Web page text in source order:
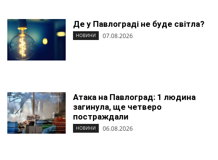
Де у Павлограді не буде світла?
НОВИНИ 07.08.2026
Атака на Павлоград: 1 людина
загинула, ще четверо
постраждали
НОВИНИ 06.08.2026